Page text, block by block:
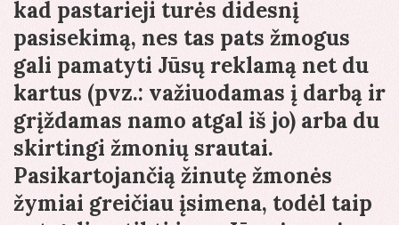
kad pastarieji turės didesnį
pasisekimą, nes tas pats žmogus
gali pamatyti Jūsų reklamą net du
kartus (pvz.: važiuodamas į darbą ir
grįždamas namo atgal iš jo) arba du
skirtingi žmonių srautai.
Pasikartojančią žinutę žmonės
žymiai greičiau įsimena, todėl taip